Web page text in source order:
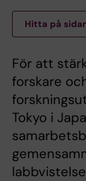
Hitta på
För att
forskare
Tokyo i